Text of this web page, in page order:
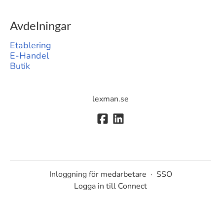
Avdelningar
Etablering
E-Handel
Butik
lexman.se
Inloggning för medarbetare · SSO
Logga in till Connect